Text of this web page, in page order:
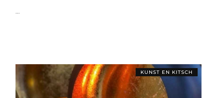
...
KUNST EN KITSCH